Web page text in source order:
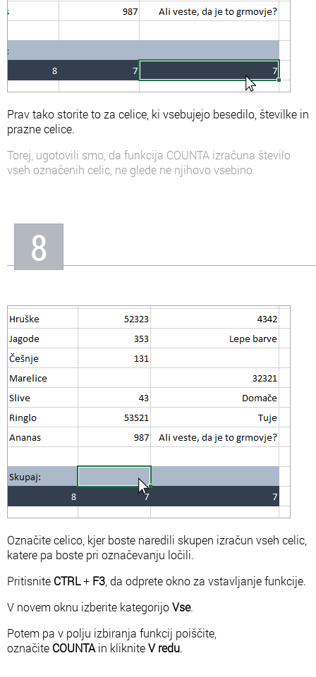
Prav tako storite to za celice, ki vsebujejo besedilo, številke in
prazne celice.
Torej, ugotovili smo, da funkcija COUNTA izračuna število
vseh označenih celic, ne glede ne njihovo vsebino.
8
Označite celico, kjer boste naredili skupen izračun vseh celic,
katere pa boste pri označevanju ločili.
Pritisnite CTRL+ F3 , da odprete okno za vstavljanje funkcije.
V novem oknu izberite kategorijoVse.
Potem pa v polju izbiranja funkcij poiščite,
označite COUNTA in klikniteV redu.